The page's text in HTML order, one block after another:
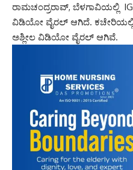
ರಾಮಚಂದ್ರರಾವ್, ಬೆಳಗಾವಿಯಲ್ಲಿ
ವಿಡಿಯೋ ವೈರಲ್ ಆಗಿದೆ.
ಅಶ್ಲೀಲ ವಿಡಿಯೋ ವೈರಲ್ ಆಗಿವೆ.